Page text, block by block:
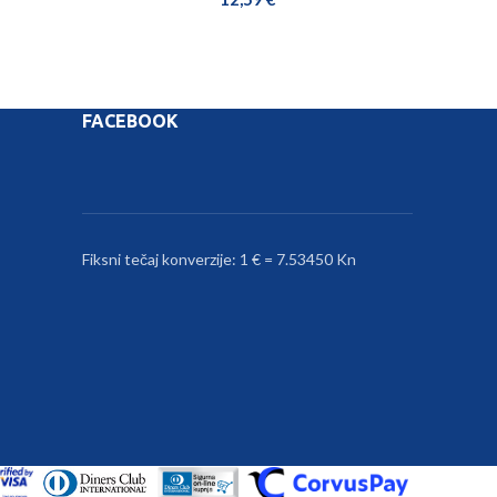
FACEBOOK
Fiksni tečaj konverzije: 1 € = 7.53450 Kn